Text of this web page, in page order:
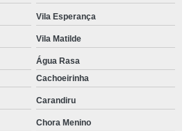
Vila Esperança
Vila Matilde
Água Rasa
Cachoeirinha
Carandiru
Chora Menino